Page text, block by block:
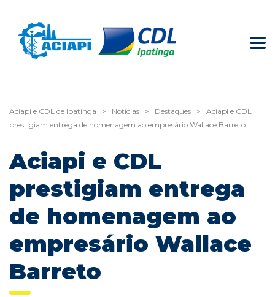
Aciapi e CDL de Ipatinga > Notícias > Destaques >
Aciapi e CDL
prestigiam entrega de homenagem ao empresário Wallace Barreto
Aciapi e CDL
prestigiam entrega
de homenagem ao
empresário Wallace
Barreto